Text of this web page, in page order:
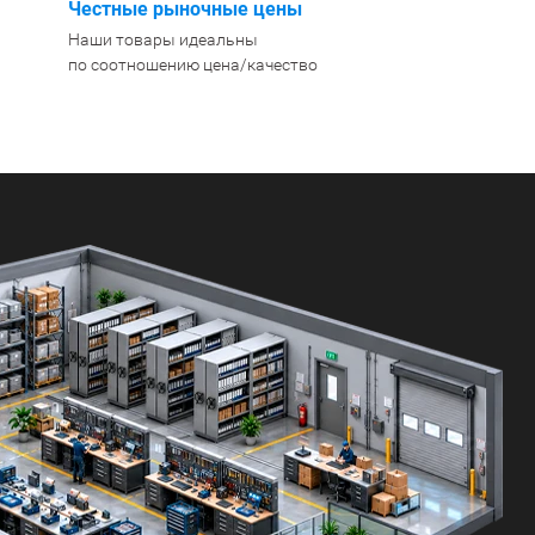
Честные рыночные цены
Наши товары идеальны
по соотношению цена/качество